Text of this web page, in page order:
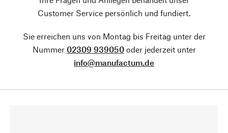
Customer Service persönlich und fundiert.
Sie erreichen uns von Montag bis Freitag unter der
Nummer 02309 939050oder jederzeit unter
info@manufactum.de